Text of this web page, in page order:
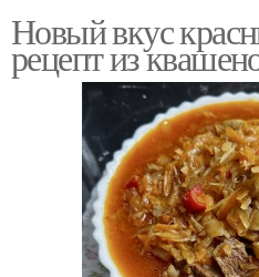
Новый вкус
рецепт из